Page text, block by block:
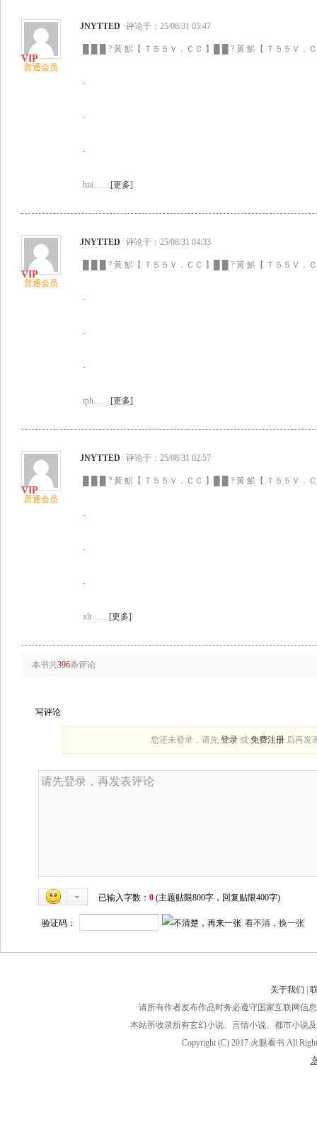
普通会员
JNYTTED 评论于：25/08/31 05:47
█ █ █ ? 黃 魸【 Ｔ５５Ｖ．ＣＣ 】█ █ ? 黃 魸【 Ｔ５５Ｖ．
-
-
-
hni……[更多]
普通会员
JNYTTED 评论于：25/08/31 04:33
█ █ █ ? 黃 魸【 Ｔ５５Ｖ．ＣＣ 】█ █ ? 黃 魸【 Ｔ５５Ｖ．
-
-
-
tph……[更多]
普通会员
JNYTTED 评论于：25/08/31 02:57
█ █ █ ? 黃 魸【 Ｔ５５Ｖ．ＣＣ 】█ █ ? 黃 魸【 Ｔ５５Ｖ．
-
-
-
xlr……[更多]
本书共396条评论
写评论
您还未登录，请先 登录 或 免费注册 后再发
已输入字数： 0 (主题贴限800字，回复贴限400字)
验证码： 看不清，换一张
关于我们
请所有作者发布作品时务必遵守国家互联网信
本站所收录所有玄幻小说、言情小说、都市小说
Copyright (C) 2017 火眼看书 All